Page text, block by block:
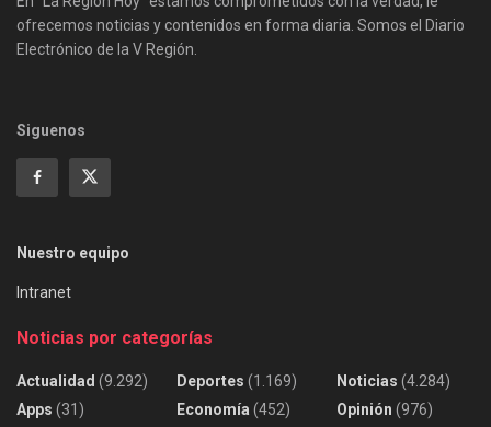
ofrecemos noticias y contenidos en forma diaria. Somos el Diario
Electrónico de la V Región.
Siguenos
Nuestro equipo
Intranet
Noticias por categorías
Actualidad (9.292)
Apps (31)
Deportes (1.169)
Economía (452)
Noticias (4.284)
Opinión (976)